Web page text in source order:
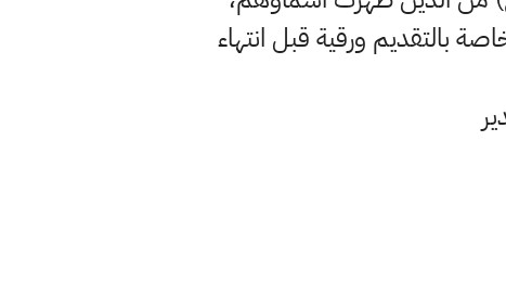
بالتقديم ورقية قبل انتهاء